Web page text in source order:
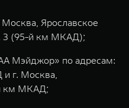
Москва, Ярославское
3 (95-й км МКАД);
Мэйджор» по адресам:
г. Москва,
км МКАД;